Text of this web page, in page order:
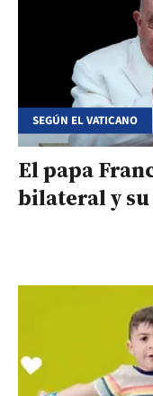
SEGÚN EL VATICANO
El papa
bilateral y